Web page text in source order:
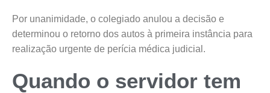
Por unanimidade, o colegiado anulou a decisão e
determinou o retorno dos autos à primeira instância para
realização urgente de perícia médica judicial.
Quando o servidor tem